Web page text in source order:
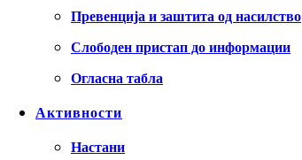
Превенција и заштита од насилство
Слободен пристап до информации
Огласна табла
Активности
Настани